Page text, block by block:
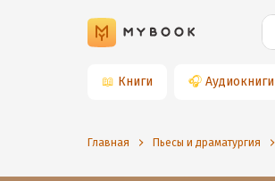
📖 Книги 🎧 Аудиокниги
Главная Пьесы и драматургия